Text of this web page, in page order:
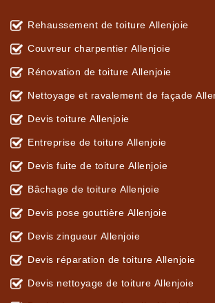
Rehaussement de toiture Allenjoie
Couvreur charpentier Allenjoie
Rénovation de toiture Allenjoie
Nettoyage et ravalement de façade
Devis toiture Allenjoie
Entreprise de toiture Allenjoie
Devis fuite de toiture Allenjoie
Bâchage de toiture Allenjoie
Devis pose gouttière Allenjoie
Devis zingueur Allenjoie
Devis réparation de toiture Allenjoie
Devis nettoyage de toiture Allenjoie